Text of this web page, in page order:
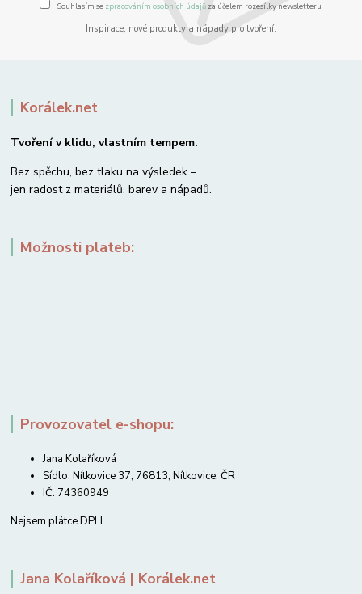
Souhlasím se zpracováním osobních údajůza účelem rozesílky newsletteru.
Inspirace, nové produkty a nápady pro tvoření.
Korálek.net
Tvoření v klidu, vlastním tempem.
Bez spěchu, bez tlaku na výsledek –
jen radost z materiálů, barev a nápadů.
Možnosti plateb:
Provozovatel e-shopu:
Jana Kolaříková
Sídlo: Nítkovice 37, 76813, Nítkovice, ČR
IČ: 74360949
Nejsem plátce DPH.
Jana Kolaříková | Korálek.net